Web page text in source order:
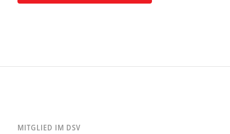
MITGLIED IM DSV